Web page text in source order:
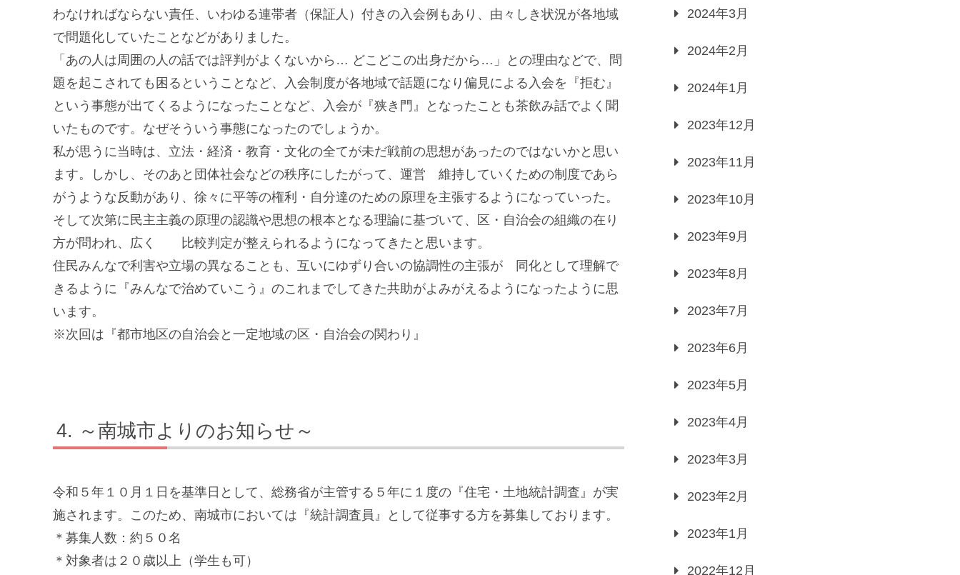
わなければならない責任、いわゆる連帯者（保証人）付きの入会例もあり、由々しき状況が各地域
で問題化していたことなどがありました。
「あの人は周囲の人の話では評判がよくないから… どこどこの出身だから…」との理由などで、問
題を起こされても困るということなど、入会制度が各地域で話題になり偏見による入会を『拒む』
という事態が出てくるようになったことなど、入会が『狭き門』となったことも茶飲み話でよく聞
いたものです。なぜそういう事態になったのでしょうか。
私が思うに当時は、立法・経済・教育・文化の全てが未だ戦前の思想があったのではないかと思い
ます。しかし、そのあと団体社会などの秩序にしたがって、運営 維持していくための制度であら
がうような反動があり、徐々に平等の権利・自分達のための原理を主張するようになっていった。
そして次第に民主主義の原理の認識や思想の根本となる理論に基づいて、区・自治会の組織の在り
方が問われ、広く 比較判定が整えられるようになってきたと思います。
住民みんなで利害や立場の異なることも、互いにゆずり合いの協調性の主張が 同化として理解で
きるように『みんなで治めていこう』のこれまでしてきた共助がよみがえるようになったように思
います。
※次回は『都市地区の自治会と一定地域の区・自治会の関わり』
～南城市よりのお知らせ～
令和５年１０月１日を基準日として、総務省が主管する５年に１度の『住宅・土地統計調査』が実
施されます。このため、南城市においては『統計調査員』として従事する方を募集しております。
＊募集人数：約５０名
＊対象者は２０歳以上（学生も可）
2024年3月
2024年2月
2024年1月
2023年12月
2023年11月
2023年10月
2023年9月
2023年8月
2023年7月
2023年6月
2023年5月
2023年4月
2023年3月
2023年2月
2023年1月
2022年12月